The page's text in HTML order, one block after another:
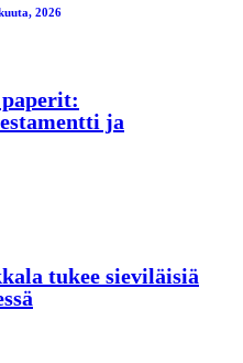
2026
ja
tukee sieviläisiä